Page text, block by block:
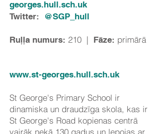
georges.hull.sch.uk
Twitter:
@SGP_hull
Ruļļa numurs: 210 | Fāze: primārā
www.st-georges.hull.sch.uk
St George's Primary School ir
dinamiska un draudzīga skola, kas ir
St George's Road kopienas centrā
vairāk nekā 130 gadus un lepojas ar